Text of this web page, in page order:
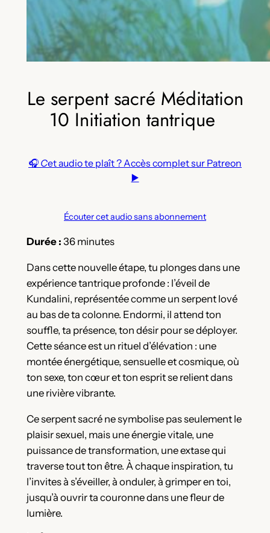
Le serpent sacré Méditation
10 Initiation tantrique
🎧 Cet audio te plaît ? Accès complet sur Patreon
▶️
Écouter cet audio sans abonnement
Durée : 36 minutes
Dans cette nouvelle étape, tu plonges dans une
expérience tantrique profonde : l’éveil de
Kundalini, représentée comme un serpent lové
au bas de ta colonne. Endormi, il attend ton
souffle, ta présence, ton désir pour se déployer.
Cette séance est un rituel d’élévation : une
montée énergétique, sensuelle et cosmique, où
ton sexe, ton cœur et ton esprit se relient dans
une rivière vibrante.
Ce serpent sacré ne symbolise pas seulement le
plaisir sexuel, mais une énergie vitale, une
puissance de transformation, une extase qui
traverse tout ton être. À chaque inspiration, tu
l’invites à s’éveiller, à onduler, à grimper en toi,
jusqu’à ouvrir ta couronne dans une fleur de
lumière.